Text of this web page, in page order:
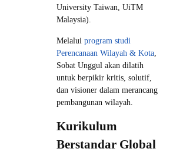
University Taiwan, UiTM
Malaysia).
Melalui program studi
Perencanaan Wilayah & Kota
Sobat Unggul akan dilatih
untuk berpikir kritis, solutif,
dan visioner dalam merancang
pembangunan wilayah.
Kurikulum
Berstandar Global